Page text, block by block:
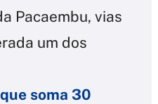
Pacaembu, vias
um dos
soma 30